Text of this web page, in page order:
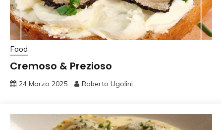
Food
Cremoso & Prezioso
24 Marzo 2025 Roberto Ugolini